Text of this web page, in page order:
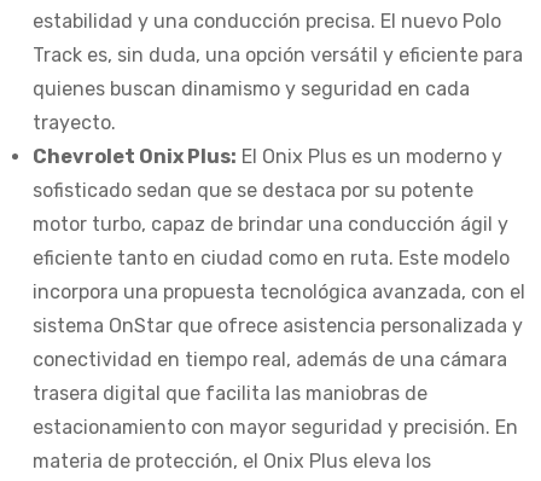
estabilidad y una conducción precisa. El nuevo Polo
Track es, sin duda, una opción versátil y eficiente para
quienes buscan dinamismo y seguridad en cada
trayecto.
Chevrolet Onix Plus: El Onix Plus es un moderno y
sofisticado sedan que se destaca por su potente
motor turbo, capaz de brindar una conducción ágil y
eficiente tanto en ciudad como en ruta. Este modelo
incorpora una propuesta tecnológica avanzada, con el
sistema OnStar que ofrece asistencia personalizada y
conectividad en tiempo real, además de una cámara
trasera digital que facilita las maniobras de
estacionamiento con mayor seguridad y precisión. En
materia de protección, el Onix Plus eleva los